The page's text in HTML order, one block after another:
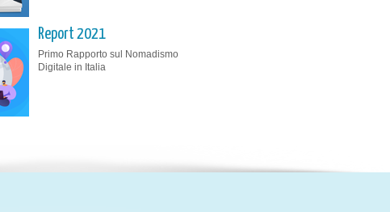
Report 2021
Primo Rapporto sul Nomadismo
Digitale in Italia